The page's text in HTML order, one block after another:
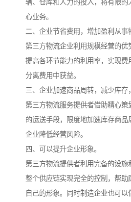
辆、仓库和人力的投入，将有限的
心业务。
二、企业节省费用，增加盈利从事
第三方物流企业利用规模经营的优
提高各环节能力的利用率，实现费
分离费用中获益。
三、企业加速商品周转，减少库存
第三方物流服务提供者借助精心策
的运送手段，限度地加速库存商品
企业降低经营风险。
四、可以提升企业形象。
第三方物流提供者利用完备的设施
整个供应链实现完全的控制，帮助
自己的形象。同时制造企业也可